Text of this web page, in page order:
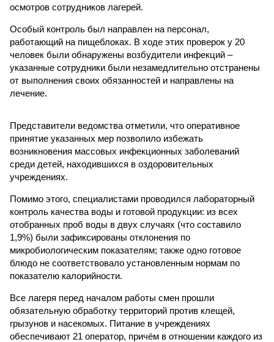
осмотров сотрудников лагерей.
Особый контроль был направлен на персонал,
работающий на пищеблоках. В ходе этих проверок у 20
человек были обнаружены возбудители инфекций –
указанные сотрудники были незамедлительно отстранены
от выполнения своих обязанностей и направлены на
лечение.
Представители ведомства отметили, что оперативное
принятие указанных мер позволило избежать
возникновения массовых инфекционных заболеваний
среди детей, находившихся в оздоровительных
учреждениях.
Помимо этого, специалистами проводился лабораторный
контроль качества воды и готовой продукции: из всех
отобранных проб воды в двух случаях (что составило
1,9%) были зафиксированы отклонения по
микробиологическим показателям; также одно готовое
блюдо не соответствовало установленным нормам по
показателю калорийности.
Все лагеря перед началом работы смен прошли
обязательную обработку территорий против клещей,
грызунов и насекомых. Питание в учреждениях
обеспечивают 21 оператор, причём в отношении каждого из